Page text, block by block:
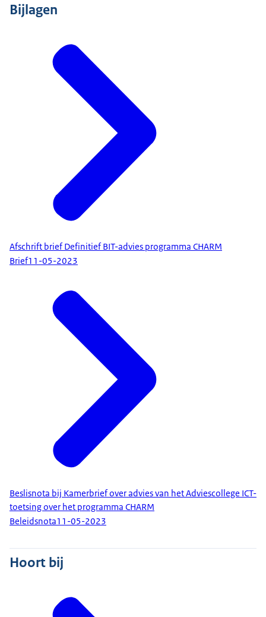
Bijlagen
Afschrift brief Definitief BIT-advies programma CHARM
Brief11-05-2023
Beslisnota bij Kamerbrief over advies van het Adviescollege ICT-
toetsing over het programma CHARM
Beleidsnota11-05-2023
Hoort bij